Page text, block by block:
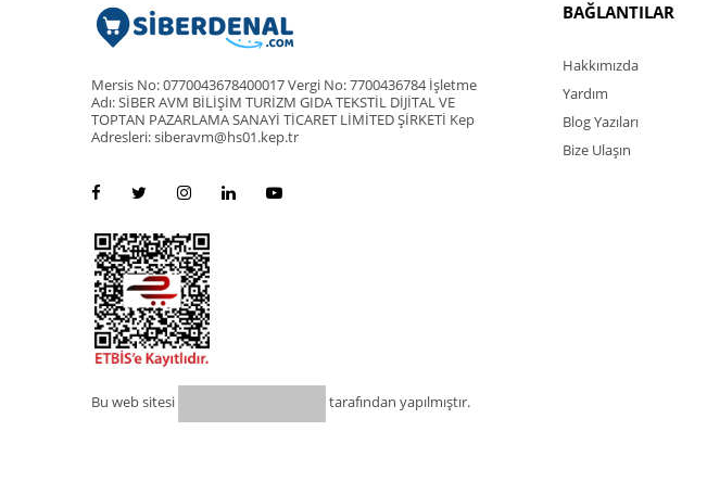
Mersis No: 0770043678400017 Vergi No: 7700436784 İşletme
Adı: SİBER AVM BİLİŞİM TURİZM GIDA TEKSTİL DİJİTAL VE
TOPTAN PAZARLAMA SANAYİ TİCARET LİMİTED ŞİRKETİ Kep
Adresleri: siberavm@hs01.kep.tr
Bu web sitesi tarafından yapılmıştır.
BAĞLANTILAR
Hakkımızda
Yardım
Blog Yazıları
Bize Ulaşın